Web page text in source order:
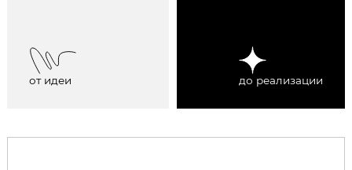
от идеи до реализации